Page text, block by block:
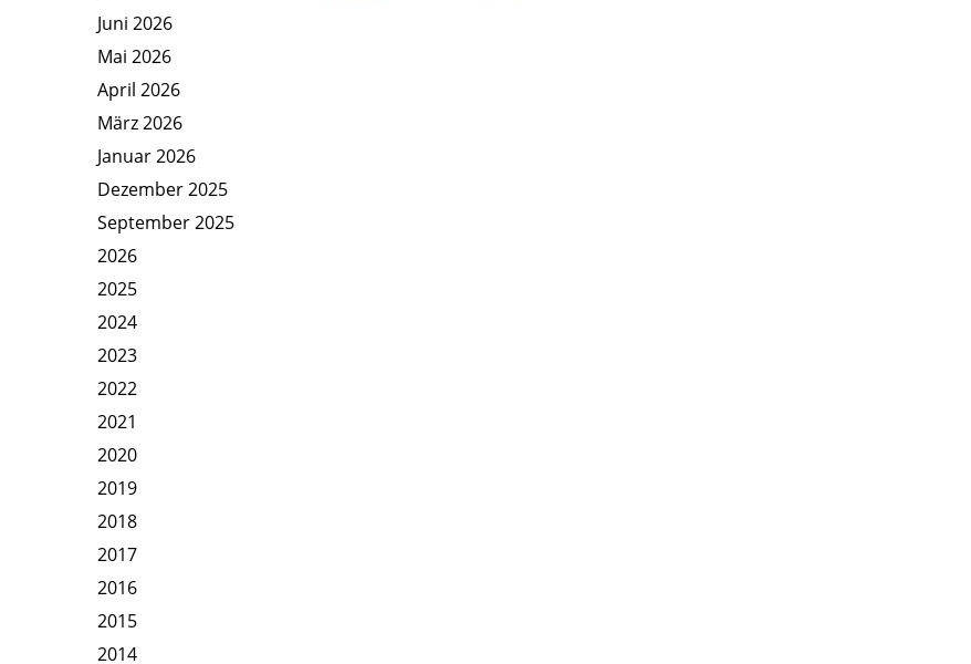
Juni 2026
Mai 2026
April 2026
März 2026
Januar 2026
Dezember 2025
September 2025
2026
2025
2024
2023
2022
2021
2020
2019
2018
2017
2016
2015
2014